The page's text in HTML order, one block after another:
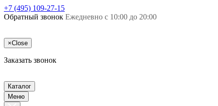
+7 (495) 109-27-15
Обратный звонок Ежедневно с 10:00 до 20:00
×Close
Заказать звонок
Каталог
Меню